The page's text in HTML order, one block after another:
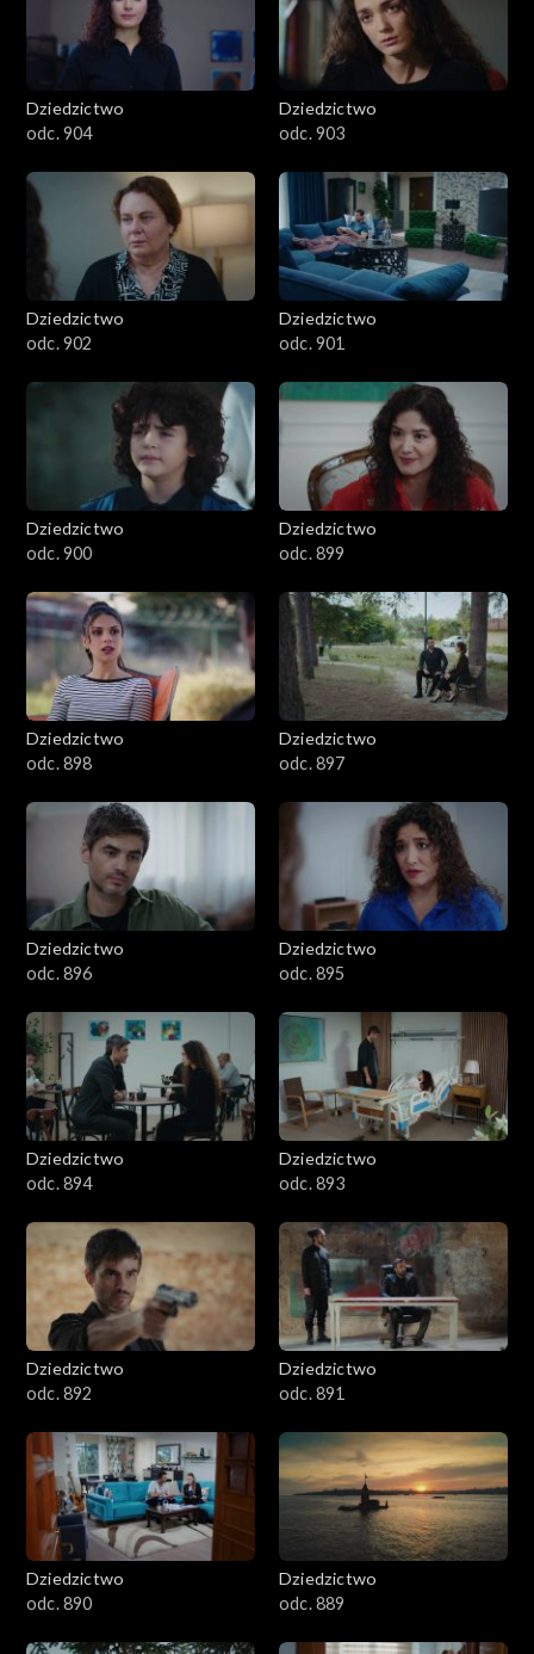
Dziedzictwo
odc. 904
Dziedzictwo
odc. 903
Dziedzictwo
odc. 902
Dziedzictwo
odc. 901
Dziedzictwo
odc. 900
Dziedzictwo
odc. 899
Dziedzictwo
odc. 898
Dziedzictwo
odc. 897
Dziedzictwo
odc. 896
Dziedzictwo
odc. 895
Dziedzictwo
odc. 894
Dziedzictwo
odc. 893
Dziedzictwo
odc. 892
Dziedzictwo
odc. 891
Dziedzictwo
odc. 890
Dziedzictwo
odc. 889